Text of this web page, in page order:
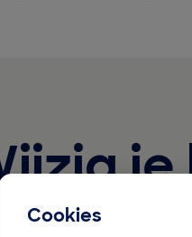
CookiesEn kies het